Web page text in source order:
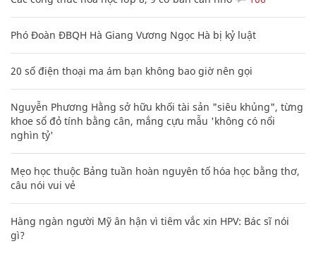
Phó Đoàn ĐBQH Hà Giang Vương Ngọc Hà bị kỷ luật
20 số điện thoại ma ám bạn không bao giờ nên gọi
Nguyễn Phương Hằng sở hữu khối tài sản "siêu khủng", từng
khoe sổ đỏ tính bằng cân, mắng cựu mẫu 'không có nổi
nghìn tỷ'
Mẹo học thuộc Bảng tuần hoàn nguyên tố hóa học bằng thơ,
câu nói vui vẻ
Hàng ngàn người Mỹ ân hận vì tiêm vắc xin HPV: Bác sĩ nói
gì?